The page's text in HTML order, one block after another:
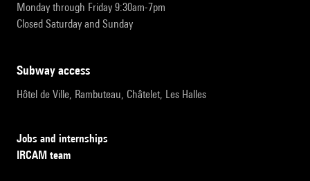
Monday through Friday 9:30am-7pm
Closed Saturday and Sunday
subway access
Hôtel de Ville, Rambuteau, Châtelet, Les Halles
Jobs and internships
IRCAM team